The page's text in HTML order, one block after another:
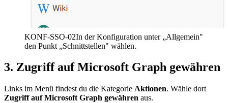
KONF-SSO-02In der Konfiguration unter „Allgemein"
den Punkt „Schnittstellen" wählen.
3. Zugriff auf Microsoft Graph gewähren
Links im Menü findest du die Kategorie Aktionen. Wähle dort
Zugriff auf Microsoft Graph gewähren aus.